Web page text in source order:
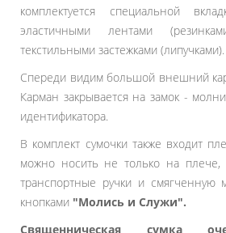
комплектуется специальной
эластичными лентами
текстильными застежками (липучками).
Спереди видим большой внешний
Карман закрывается на замок -
идентификатора.
В комплект сумочки также входит
можно носить не только на
транспортные ручки и смягченную
кнопками "Молись и Служи".
Священническая сумка